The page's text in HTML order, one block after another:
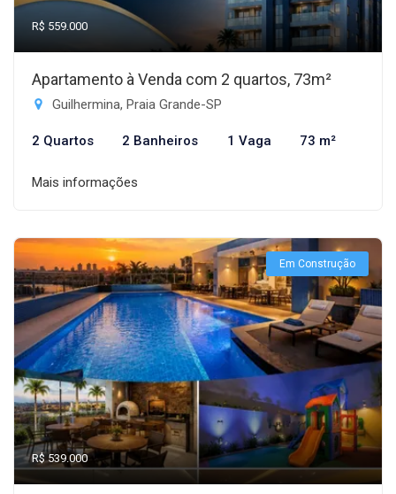
R$ 559.000
Apartamento à Venda com 2 quartos, 73m²
Guilhermina, Praia Grande-SP
2 Quartos 2 Banheiros 1 Vaga 73 m²
Mais informações
Em Construção
R$ 539.000